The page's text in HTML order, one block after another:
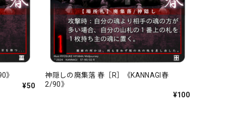
》
¥50
神隠しの廃集落 春［R］《KANNAGI春
2/90》
¥100